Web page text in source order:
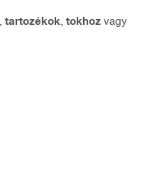
tartozékok tokhoz vagy